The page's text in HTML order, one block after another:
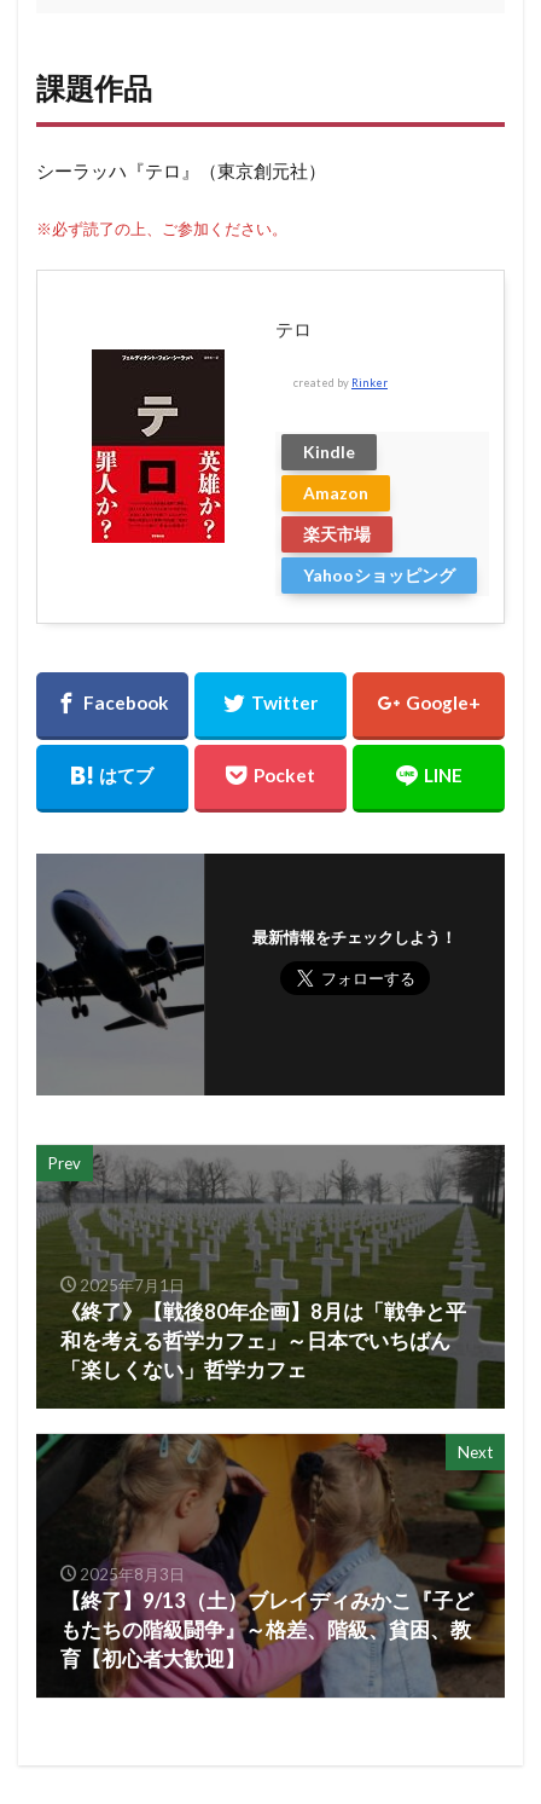
課題作品
シーラッハ『テロ』（東京創元社）
※必ず読了の上、ご参加ください。
テロ
created by Rinker
Kindle
Amazon
楽天市場
Yahooショッピング
最新情報をチェックしよう！
Prev
2025年7月1日
《終了》【戦後80年企画】8月は「戦争と平
和を考える哲学カフェ」～日本でいちばん
「楽しくない」哲学カフェ
Next
2025年8月3日
【終了】9/13（土）ブレイディみかこ『子ど
もたちの階級闘争』～格差、階級、貧困、教
育【初心者大歓迎】